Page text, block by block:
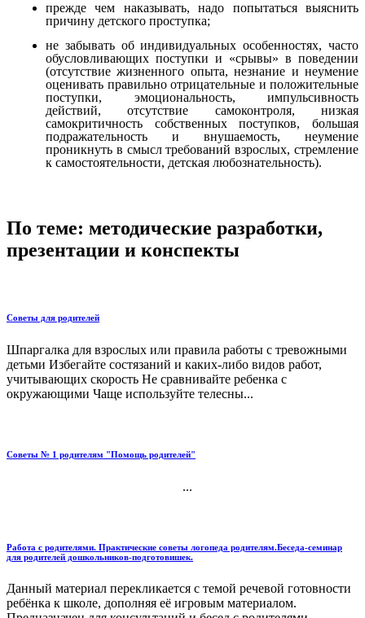
прежде чем наказывать, надо попытаться выяснить
причину детского проступка;
не забывать об индивидуальных особенностях, часто
обусловливающих поступки и «срывы» в поведении
(отсутствие жизненного опыта, незнание и неумение
оценивать правильно отрицательные и положительные
поступки, эмоциональность, импульсивность
действий, отсутствие самоконтроля, низкая
самокритичность собственных поступков, большая
подражательность и внушаемость, неумение
проникнуть в смысл требований взрослых, стремление
к самостоятельности, детская любознательность).
По теме: методические разработки,
презентации и конспекты
Советы для родителей
Шпаргалка для взрослых или правила работы с тревожными
детьми Избегайте состязаний и каких-либо видов работ,
учитывающих скорость Не сравнивайте ребенка с
окружающими Чаще используйте телесны...
Советы № 1 родителям "Помощь родителей"
...
Работа с родителями. Практические советы логопеда родителям.Беседа-семинар
для родителей дошкольников-подготовишек.
Данный материал перекликается с темой речевой готовности
ребёнка к школе, дополняя её игровым материалом.